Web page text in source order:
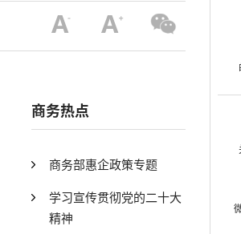
商务热点
商务部惠企政策专题
学习宣传贯彻党的二十大
精神